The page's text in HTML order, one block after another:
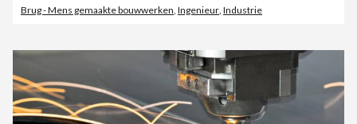
Brug - Mens gemaakte bouwwerken, Ingenieur, Industrie